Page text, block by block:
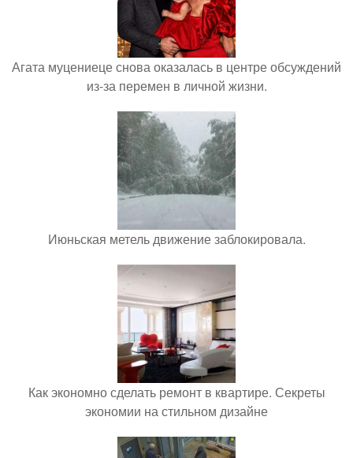
Агата муцениеце снова оказалась в центре обсуждений
из-за перемен в личной жизни.
Июньская метель движение заблокировала.
Как экономно сделать ремонт в квартире. Секреты
экономии на стильном дизайне